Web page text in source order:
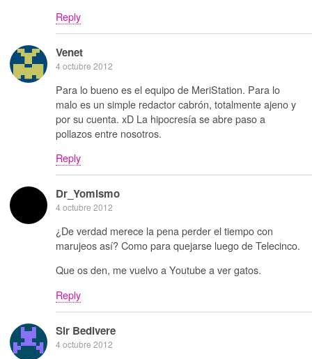
Reply
Venet
4 octubre 2012
Para lo bueno es el equipo de MeriStation. Para lo
malo es un simple redactor cabrón, totalmente ajeno y
por su cuenta. xD La hipocresía se abre paso a
pollazos entre nosotros.
Reply
Dr_Yomismo
4 octubre 2012
¿De verdad merece la pena perder el tiempo con
marujeos así? Como para quejarse luego de Telecinco.
Que os den, me vuelvo a Youtube a ver gatos.
Reply
Sir Bedivere
4 octubre 2012